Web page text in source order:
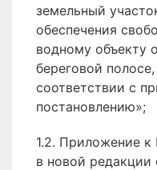
земельный
обеспечения
водному объекту
береговой
соответствии с
постановлению»;
1.2. Приложение
в новой редакции